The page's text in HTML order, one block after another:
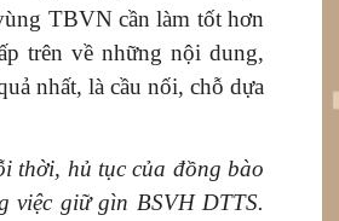
TBVN cần làm tốt hơn
trên về những nội dung,
nhất, là cầu nối, chỗ dựa
thời, hủ tục của đồng bào
việc giữ gìn BSVH DTTS.